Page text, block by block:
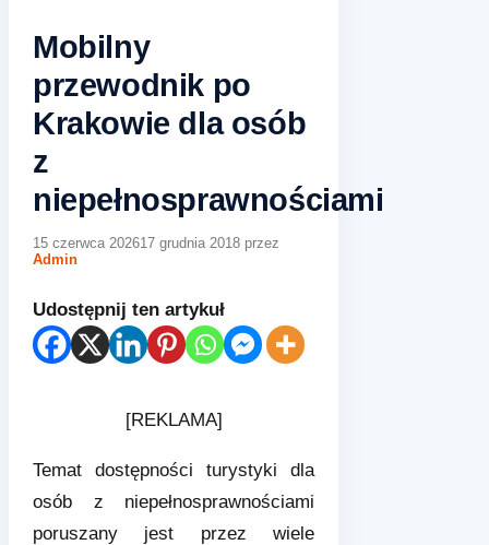
Mobilny
przewodnik po
Krakowie dla osób
z
niepełnosprawnościami
15 czerwca 202617 grudnia 2018 przez
Admin
Udostępnij ten artykuł
[REKLAMA]
Temat dostępności turystyki dla
osób z niepełnosprawnościami
poruszany jest przez wiele